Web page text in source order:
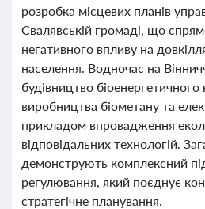
розробка місцевих планів
Свалявській громаді, що
негативного впливу на
населення. Водночас на
будівництво
виробництва біометану та
прикладом впровадження
відповідальних технологій.
демонструють комплексний
регулювання, який поєднує
стратегічне планування.